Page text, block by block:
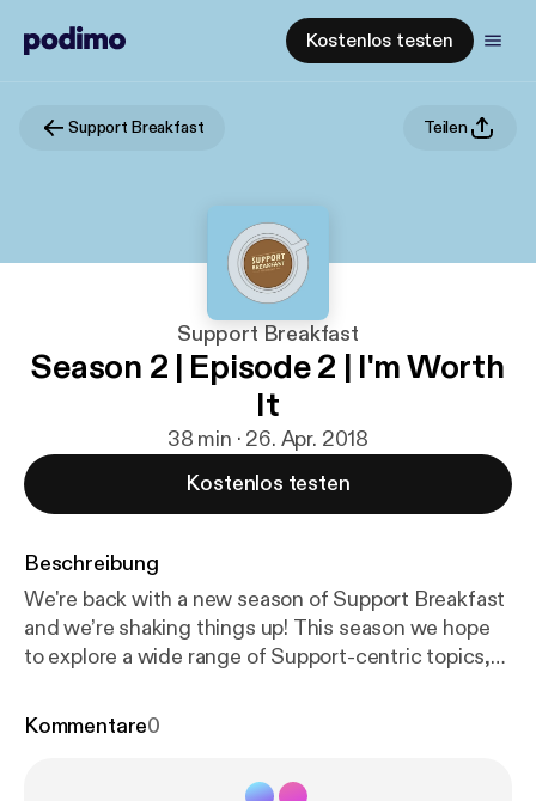
Kostenlos testen
Support Breakfast Teilen
Support Breakfast
Season 2 | Episode 2 | I'm Worth
It
38 min · 26. Apr. 2018
Kostenlos testen
Beschreibung
We're back with a new season of Support Breakfast
and we’re shaking things up! This season we hope
to explore a wide range of Support-centric topics,
hopefully answer them! We’re still on our own
Kommentare0